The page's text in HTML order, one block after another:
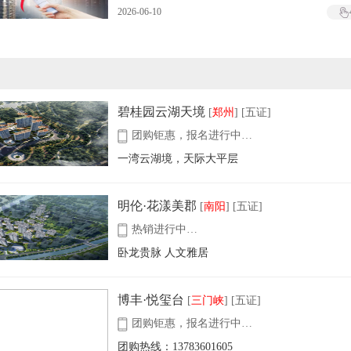
2026-06-10
碧桂园云湖天境 [郑州 ] [五证]
团购钜惠，报名进行中…
一湾云湖境，天际大平层
明伦·花漾美郡 [南阳] [五证]
热销进行中…
卧龙贵脉 人文雅居
博丰·悦玺台 [三门峡] [五证]
团购钜惠，报名进行中…
团购热线：13783601605